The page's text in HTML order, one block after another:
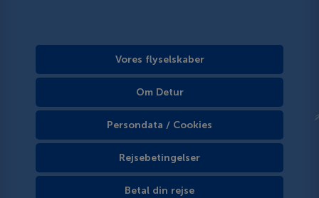
Vores flyselskaber
Om Detur
Persondata / Cookies
Rejsebetingelser
Betal din rejse